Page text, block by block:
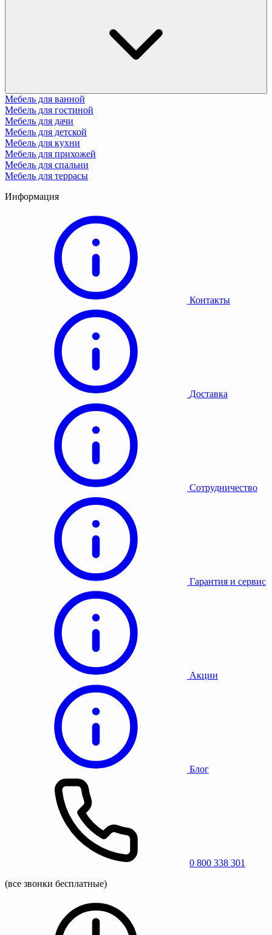
Мебель для ванной
Мебель для гостиной
Мебель для дачи
Мебель для детской
Мебель для кухни
Мебель для прихожей
Мебель для спальни
Мебель для террасы
Информация
Контакты
Доставка
Сотрудничество
Гарантия и сервис
Акции
Блог
0 800 338 301
(все звонки бесплатные)